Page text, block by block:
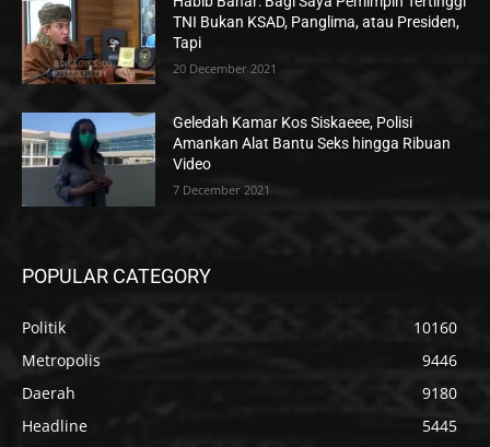
TNI Bukan KSAD, Panglima, atau Presiden,
Tapi
20 December 2021
Geledah Kamar Kos Siskaeee, Polisi
Amankan Alat Bantu Seks hingga Ribuan
Video
7 December 2021
POPULAR CATEGORY
Politik
10160
Metropolis
9446
Daerah
9180
Headline
5445